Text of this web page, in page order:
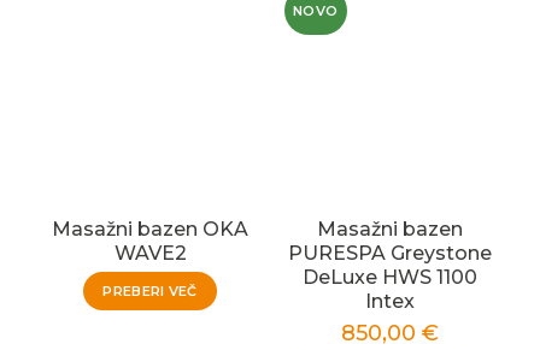
Masažni bazen OKA
WAVE2
PREBERI VEČ
NOVO
Masažni bazen
PURESPA Greystone
DeLuxe HWS 1100
Intex
850,00 €